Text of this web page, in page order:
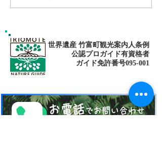
へ〜🍍西表島カヌー
世界遺産 竹富町観光案内人条例
公認プロガイド有資格者
​ガイド免許番号095-001​​
お電話でお問い合わせ